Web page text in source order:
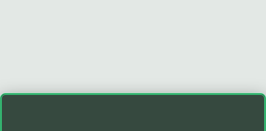
güncel giriş adresivdcasino girişbetexper giriş